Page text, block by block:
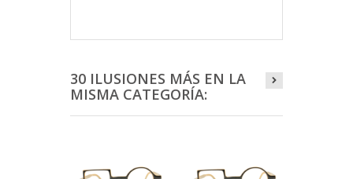
30 ILUSIONES MÁS EN LA
MISMA CATEGORÍA: